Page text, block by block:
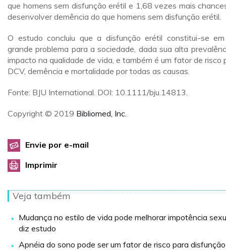
que homens sem disfunção erétil e 1,68 vezes mais
desenvolver demência do que homens sem disfunção erétil.
O estudo concluiu que a disfunção erétil constitui-se
grande problema para a sociedade, dada sua alta
impacto na qualidade de vida, e também é um fator de risco
DCV, demência e mortalidade por todas as causas.
Fonte: BJU International. DOI: 10.1111/bju.14813.
Copyright © 2019 Bibliomed, Inc.
Envie por e-mail
Imprimir
Veja também
Mudança no estilo de vida pode melhorar impotência
diz estudo
Apnéia do sono pode ser um fator de risco para disfunção